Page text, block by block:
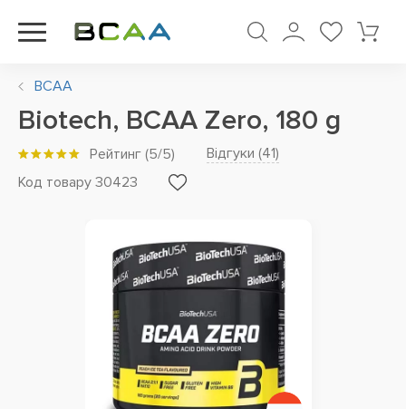
BCAA
Biotech, BCAA Zero, 180 g
Рейтинг (5/5) Відгуки (41)
Код товару 30423